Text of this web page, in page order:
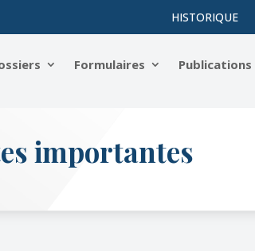
HISTORIQUE
Formulaires Publications
importantes